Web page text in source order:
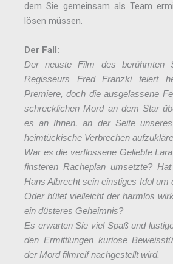
dem Sie gemeinsam als Team
lösen müssen.
Der Fall:
Der neuste Film des berühmten
Regisseurs Fred Franzki feiert
Premiere, doch die ausgelassene
schrecklichen Mord an dem Star
es an Ihnen, an der Seite
heimtückische Verbrechen
War es die verflossene Geliebte
finsteren Racheplan umsetzte?
Hans Albrecht sein einstiges Idol um
Oder hütet vielleicht der harmlos
ein düsteres Geheimnis?
Es erwarten Sie viel Spaß und
den Ermittlungen kuriose
der Mord filmreif nachgestellt wird.